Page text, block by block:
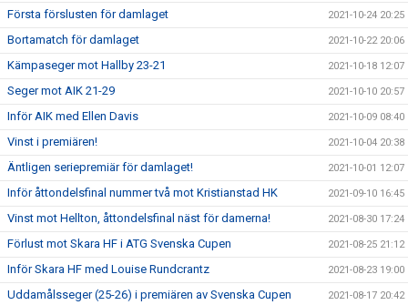
Första förslusten för damlaget 2021-10-24 20:25
Bortamatch för damlaget 2021-10-22 20:06
Kämpaseger mot Hallby 23-21 2021-10-18 12:07
Seger mot AIK 21-29 2021-10-10 20:57
Inför AIK med Ellen Davis 2021-10-09 08:40
Vinst i premiären! 2021-10-04 20:38
Äntligen seriepremiär för damlaget! 2021-10-01 12:07
Inför åttondelsfinal nummer två mot Kristianstad HK 2021-09-10 16:45
Vinst mot Hellton, åttondelsfinal näst för damerna! 2021-08-30 17:24
Förlust mot Skara HF i ATG Svenska Cupen 2021-08-25 21:12
Inför Skara HF med Louise Rundcrantz 2021-08-23 19:00
Uddamålsseger (25-26) i premiären av Svenska Cupen 2021-08-17 20:42